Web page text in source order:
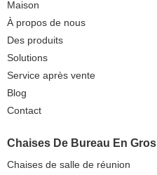
Maison
À propos de nous
Des produits
Solutions
Service après vente
Blog
Contact
Chaises De Bureau En Gros
Chaises de salle de réunion